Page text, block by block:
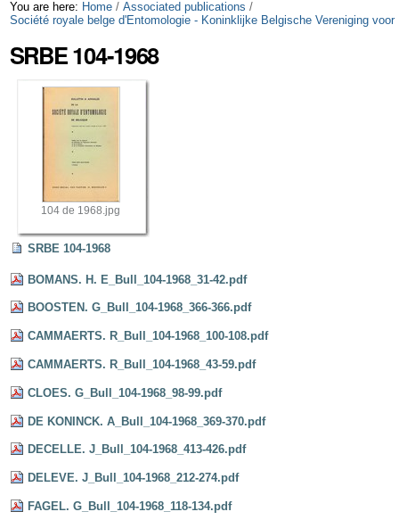
Skip
to
content.
Skip
navigation
Personal
tools
You are here: Home / Associated publications /
Société royale belge d'Entomologie - Koninklijke Belgische Vereniging voor
SRBE 104-1968
104 de 1968.jpg
SRBE 104-1968
BOMANS. H. E_Bull_104-1968_31-42.pdf
BOOSTEN. G_Bull_104-1968_366-366.pdf
CAMMAERTS. R_Bull_104-1968_100-108.pdf
CAMMAERTS. R_Bull_104-1968_43-59.pdf
CLOES. G_Bull_104-1968_98-99.pdf
DE KONINCK. A_Bull_104-1968_369-370.pdf
DECELLE. J_Bull_104-1968_413-426.pdf
DELEVE. J_Bull_104-1968_212-274.pdf
FAGEL. G_Bull_104-1968_118-134.pdf